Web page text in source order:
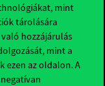
mint
tárolására
hozzájárulás
mint a
ezen az oldalon. A